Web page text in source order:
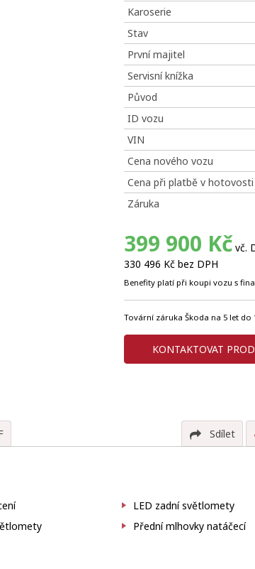
Karoserie
Stav
První majitel
Servisní knížka
Původ
ID vozu
VIN
Cena nového vozu
Cena při platbě v hotovosti
Záruka
399 900 Kč vč.
330 496 Kč bez DPH
Benefity platí při koupi vozu s
Tovární záruka Škoda na 5 let
KONTAKTOVAT
Sdílet
LED zadní světlomety
Přední mlhovky natáčecí